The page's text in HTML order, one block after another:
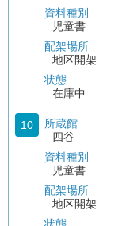
資料種別
児童書
配架場所
地区開架
状態
在庫中
10
所蔵館
四谷
資料種別
児童書
配架場所
地区開架